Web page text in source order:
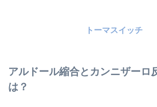
トーマスイッチ
アルドール縮合とカンニザーロ
は？